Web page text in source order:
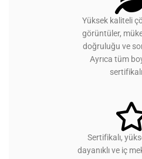
Yüksek kaliteli
görüntüler,
doğruluğu ve
Ayrıca tüm
Sertifikalı,
dayanıklı ve iç